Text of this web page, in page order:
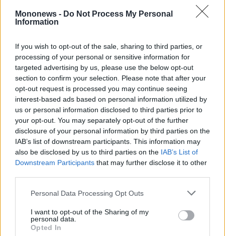
Mononews - Do Not Process My Personal
Information
If you wish to opt-out of the sale, sharing to third parties, or
processing of your personal or sensitive information for
targeted advertising by us, please use the below opt-out
section to confirm your selection. Please note that after your
opt-out request is processed you may continue seeing
interest-based ads based on personal information utilized by
us or personal information disclosed to third parties prior to
your opt-out. You may separately opt-out of the further
disclosure of your personal information by third parties on the
IAB’s list of downstream participants. This information may
also be disclosed by us to third parties on the IAB’s List of
Downstream Participants that may further disclose it to other
Personal Data Processing Opt Outs
I want to opt-out of the Sharing of my
personal data.
Opted In
Media
Lab
Mononews100
Εγγραφείτε
στο
Newsletter
του
mononews.gr
Χρυσός: Σταθερός κοντά σε υψηλό επτά
εβδομάδων – Στο επίκεντρο πληθωρισμός και
Ορμούζ
ΥΠΕΝ: Παράταση στο «Εξοικονομώ –
Επιχειρώ» έως τις 30 Νοεμβρίου
Κλιματική κρίση: Το κόστος των ακραίων
θερμοκρασιών «χτυπά» την ευρωπαϊκή
οικονομία – Εκατοντάδες δισ. ευρώ οι
απώλειες
Adnoc Gas: Εξετάζει νέα μονάδα εξαγωγής
φυσικού αερίου που παρακάμπτει τα Στενά
Ακολουθήστε το mononews.gr στο